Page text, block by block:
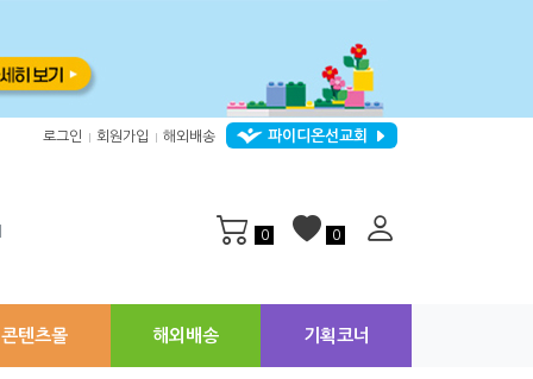
로그인 회원가입 해외배송 파이디온선교회
0 0
콘텐츠몰 해외배송 기획코너